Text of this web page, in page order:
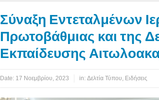
Σύναξη Εντεταλμένων
Πρωτοβάθμιας και της
Εκπαίδευσης
Date: 17 Νοεμβρίου, 2023 in: Δελτία Τύπου, Ειδήσεις